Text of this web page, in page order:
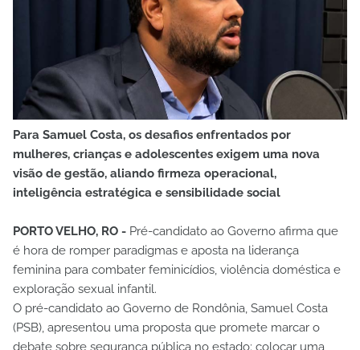
Para Samuel Costa, os desafios enfrentados por
mulheres, crianças e adolescentes exigem uma nova
visão de gestão, aliando firmeza operacional,
inteligência estratégica e sensibilidade social
PORTO VELHO, RO - Pré-candidato ao Governo afirma que
é hora de romper paradigmas e aposta na liderança
feminina para combater feminicídios, violência doméstica e
exploração sexual infantil.
O pré-candidato ao Governo de Rondônia, Samuel Costa
(PSB), apresentou uma proposta que promete marcar o
debate sobre segurança pública no estado: colocar uma